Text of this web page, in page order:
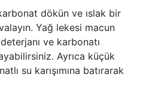
dökün ve ıslak bir
Yağ lekesi macun
ve karbonatı
Ayrıca küçük
su karışımına batırarak